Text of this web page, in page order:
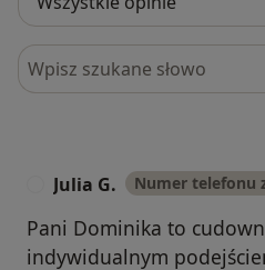
Szukaj w opiniach
Julia G. Numer telefonu
Pani Dominika to
indywidualnym